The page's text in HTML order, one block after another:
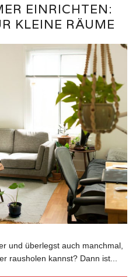
EINRICHTEN:
KLEINE RÄUME
und überlegst auch manchmal,
rausholen kannst? Dann ist...